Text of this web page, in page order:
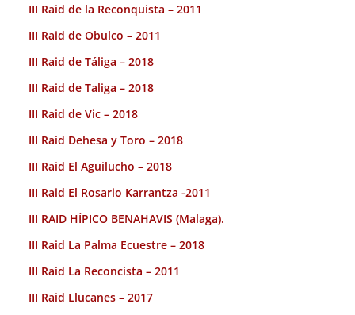
III Raid de la Reconquista – 2011
III Raid de Obulco – 2011
III Raid de Táliga – 2018
III Raid de Taliga – 2018
III Raid de Vic – 2018
III Raid Dehesa y Toro – 2018
III Raid El Aguilucho – 2018
III Raid El Rosario Karrantza -2011
III RAID HÍPICO BENAHAVIS (Malaga).
III Raid La Palma Ecuestre – 2018
III Raid La Reconcista – 2011
III Raid Llucanes – 2017